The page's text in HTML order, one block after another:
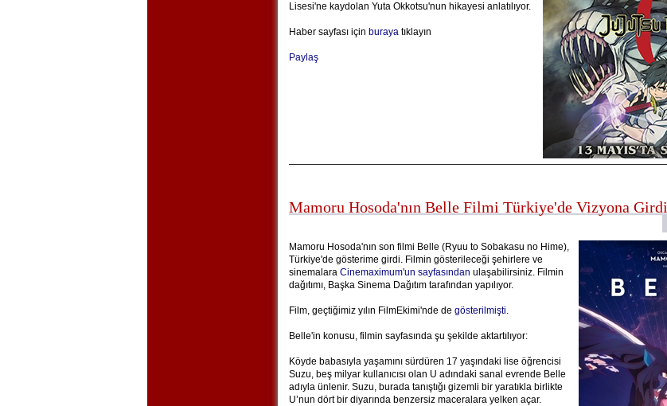
Lisesi'ne kaydolan Yuta Okkotsu'nun hikayesi anlatılıyor.
Haber sayfası için burayatıklayın
Paylaş
Mamoru Hosoda'nın Belle Filmi Türkiye'de Vizyona Girdi
Mamoru Hosoda'nın son filmi Belle (Ryuu to Sobakasu no Hime),
Türkiye'de gösterime girdi. Filmin gösterileceği şehirlere ve
sinemalara Cinemaximum'un sayfasından ulaşabilirsiniz. Filmin
dağıtımı, Başka Sinema Dağıtım tarafından yapılıyor.
Film, geçtiğimiz yılın FilmEkimi'nde de gösterilmişti.
Belle'in konusu, filmin sayfasında şu şekilde aktartılıyor:
Köyde babasıyla yaşamını sürdüren 17 yaşındaki lise öğrencisi
Suzu, beş milyar kullanıcısı olan U adındaki sanal evrende Belle
adıyla ünlenir. Suzu, burada tanıştığı gizemli bir yaratıkla birlikte
U’nun dört bir diyarında benzersiz maceralara yelken açar.